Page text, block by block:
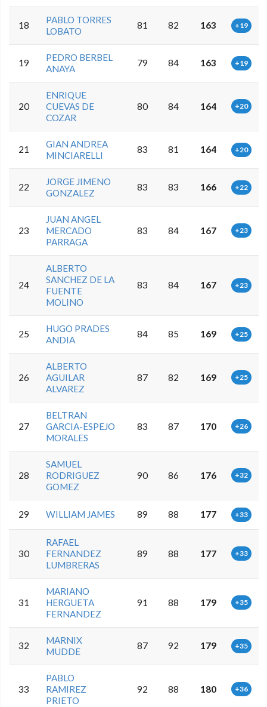
18
PABLO TORRES
LOBATO
81 82 163 +19
19
PEDRO BERBEL
ANAYA
79 84 163 +19
20
ENRIQUE
CUEVAS DE
COZAR
80 84 164 +20
21
GIAN ANDREA
MINCIARELLI
83 81 164 +20
22
JORGE JIMENO
GONZALEZ
83 83 166 +22
23
JUAN ANGEL
MERCADO
PARRAGA
83 84 167 +23
24
ALBERTO
SANCHEZ DE LA
FUENTE
MOLINO
83 84 167 +23
25
HUGO PRADES
ANDIA
84 85 169 +25
26
ALBERTO
AGUILAR
ALVAREZ
87 82 169 +25
27
BELTRAN
GARCIA-ESPEJO
MORALES
83 87 170 +26
28
SAMUEL
RODRIGUEZ
GOMEZ
90 86 176 +32
29 WILLIAM JAMES 89 88 177 +33
30
RAFAEL
FERNANDEZ
LUMBRERAS
89 88 177 +33
31
MARIANO
HERGUETA
FERNANDEZ
91 88 179 +35
32
MARNIX
MUDDE
87 92 179 +35
33
PABLO
RAMIREZ
PRIETO
92 88 180 +36